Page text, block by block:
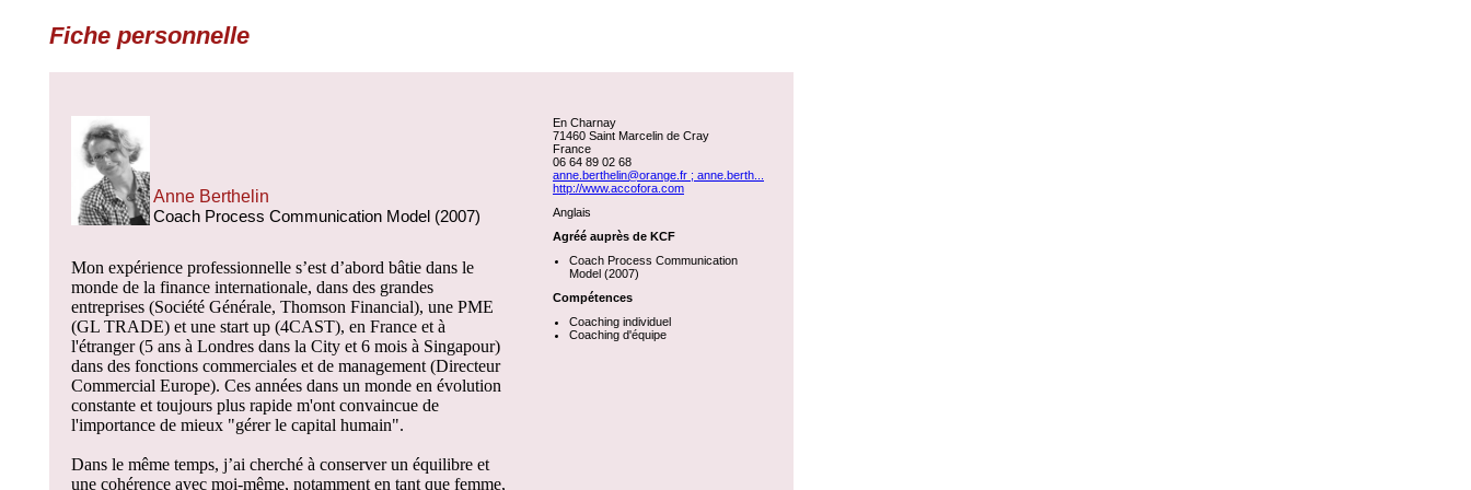
Fiche personnelle
Anne Berthelin
Coach Process Communication Model (2007)
Mon expérience professionnelle s’est d’abord bâtie dans le
monde de la finance internationale, dans des grandes
entreprises (Société Générale, Thomson Financial), une PME
(GL TRADE) et une start up (4CAST), en France et à
l'étranger (5 ans à Londres dans la City et 6 mois à Singapour)
dans des fonctions commerciales et de management (Directeur
Commercial Europe). Ces années dans un monde en évolution
constante et toujours plus rapide m'ont convaincue de
l'importance de mieux "gérer le capital humain".
Dans le même temps, j’ai cherché à conserver un équilibre et
une cohérence avec moi-même, notamment en tant que femme,
En Charnay
71460 Saint Marcelin de Cray
France
06 64 89 02 68
anne.berthelin@orange.fr ; anne.berth...
http://www.accofora.com
Anglais
Agréé auprès de KCF
Coach Process Communication
Model (2007)
Compétences
Coaching individuel
Coaching d'équipe